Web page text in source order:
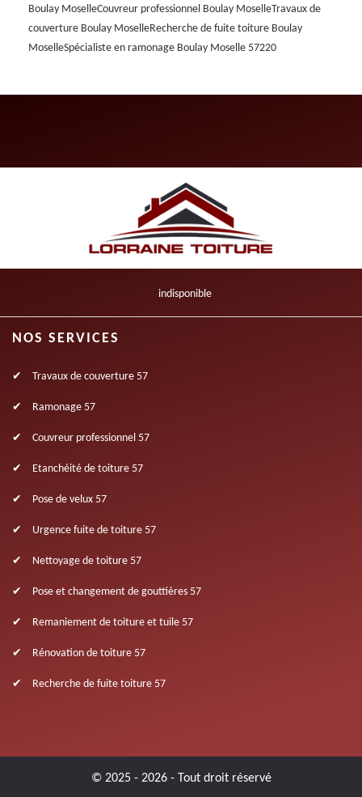
Boulay MoselleCouvreur professionnel Boulay MoselleTravaux de
couverture Boulay MoselleRecherche de fuite toiture Boulay
MoselleSpécialiste en ramonage Boulay Moselle 57220
indisponible
NOS SERVICES
Travaux de couverture 57
Ramonage 57
Couvreur professionnel 57
Etanchéité de toiture 57
Pose de velux 57
Urgence fuite de toiture 57
Nettoyage de toiture 57
Pose et changement de gouttières 57
Remaniement de toiture et tuile 57
Rénovation de toiture 57
Recherche de fuite toiture 57
© 2025 - 2026 - Tout droit réservé